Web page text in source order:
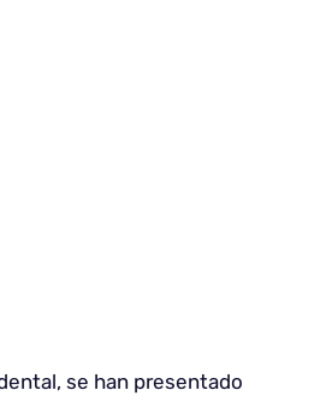
se han presentado